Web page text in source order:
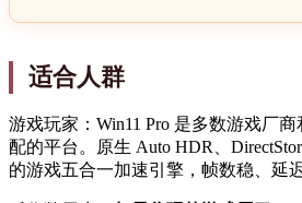
适合人群
游戏玩家：Win11 Pro 是多数游戏厂
配的平台。原生 Auto HDR、
的游戏五合一加速引擎，帧数稳、延